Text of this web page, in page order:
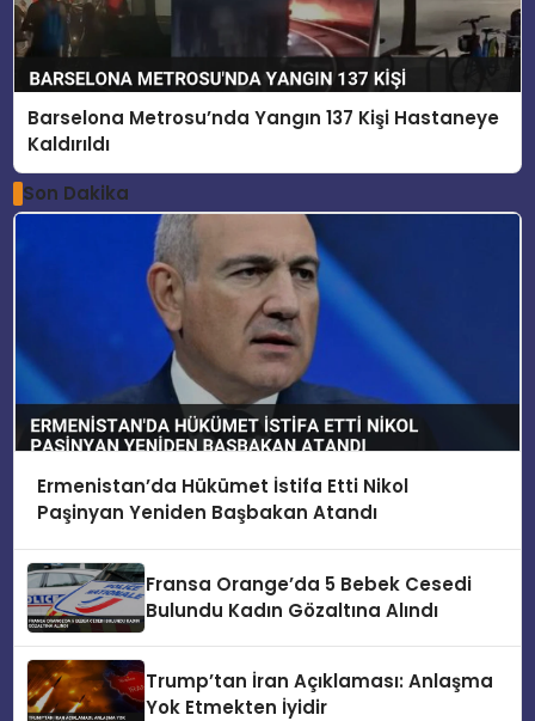
Barselona Metrosu’nda Yangın 137 Kişi Hastaneye
Kaldırıldı
Son Dakika
Ermenistan’da Hükümet İstifa Etti Nikol
Paşinyan Yeniden Başbakan Atandı
Fransa Orange’da 5 Bebek Cesedi
Bulundu Kadın Gözaltına Alındı
Trump’tan İran Açıklaması: Anlaşma
Yok Etmekten İyidir